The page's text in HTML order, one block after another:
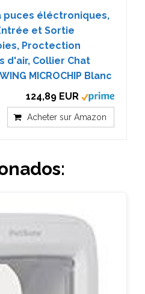
puces éléctroniques,
et Sortie
Proctection
d'air, Collier Chat
MICROCHIP Blanc
124,89 EUR
Acheter sur Amazon